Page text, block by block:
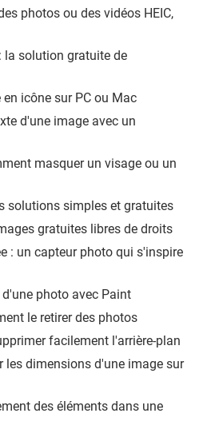
photos ou des vidéos HEIC,
la solution gratuite de
icône sur PC ou Mac
d'une image avec un
masquer un visage ou un
solutions simples et gratuites
gratuites libres de droits
: un capteur photo qui s'inspire
photo avec Paint
le retirer des photos
facilement l'arrière-plan
les dimensions d'une image sur
des éléments dans une